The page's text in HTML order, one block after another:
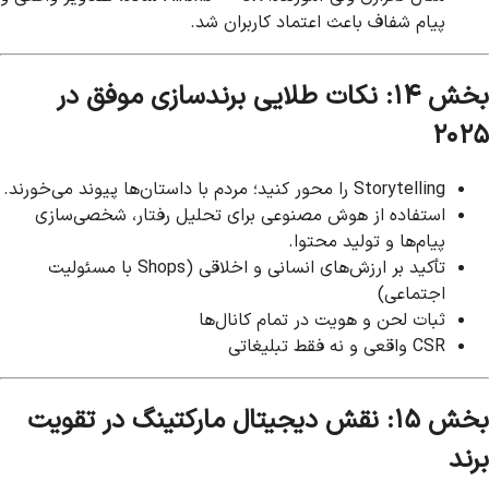
پیام شفاف باعث اعتماد کاربران شد.
بخش ۱۴: نکات طلایی برندسازی موفق در
۲۰۲۵
Storytelling را محور کنید؛ مردم با داستان‌ها پیوند می‌خورند.
استفاده از هوش مصنوعی برای تحلیل رفتار، شخصی‌سازی
پیام‌ها و تولید محتوا.
تأکید بر ارزش‌های انسانی و اخلاقی (Shops با مسئولیت
اجتماعی)
ثبات لحن و هویت در تمام کانال‌ها
CSR واقعی و نه فقط تبلیغاتی
بخش ۱۵: نقش دیجیتال مارکتینگ در تقویت
برند